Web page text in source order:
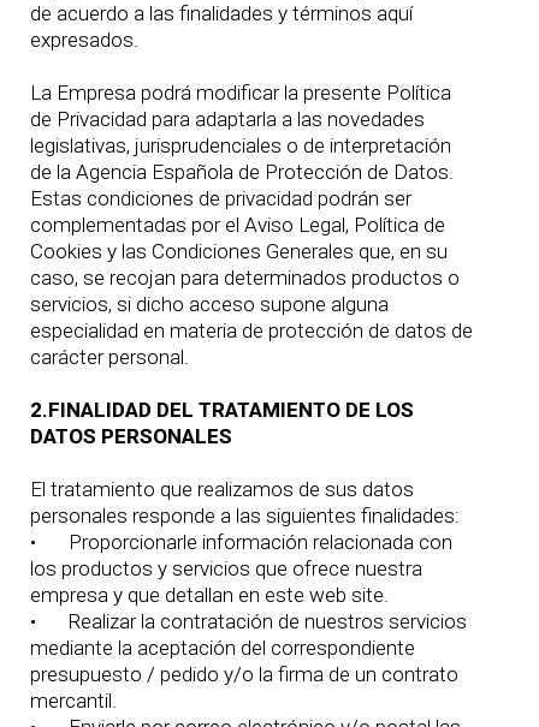
de acuerdo a las finalidades y términos aquí
expresados.
La Empresa podrá modificar la presente Política
de Privacidad para adaptarla a las novedades
legislativas, jurisprudenciales o de interpretación
de la Agencia Española de Protección de Datos.
Estas condiciones de privacidad podrán ser
complementadas por el Aviso Legal, Política de
Cookies y las Condiciones Generales que, en su
caso, se recojan para determinados productos o
servicios, si dicho acceso supone alguna
especialidad en materia de protección de datos de
carácter personal.
2.FINALIDAD DEL TRATAMIENTO DE LOS
DATOS PERSONALES
El tratamiento que realizamos de sus datos
personales responde a las siguientes finalidades:
•
Proporcionarle información relacionada con
los productos y servicios que ofrece nuestra
empresa y que detallan en este web site.
•
Realizar la contratación de nuestros servicios
mediante la aceptación del correspondiente
presupuesto / pedido y/o la firma de un contrato
mercantil.